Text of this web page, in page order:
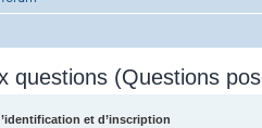
questions (Questions
et d’inscription